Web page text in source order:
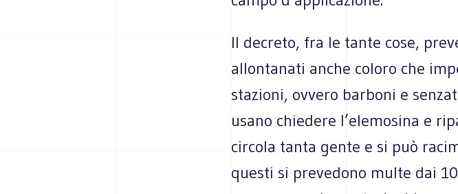
Il decreto, fra le tante cose,
allontanati anche coloro che
stazioni, ovvero barboni e
usano chiedere l’elemosina e
circola tanta gente e si può
questi si prevedono multe dai